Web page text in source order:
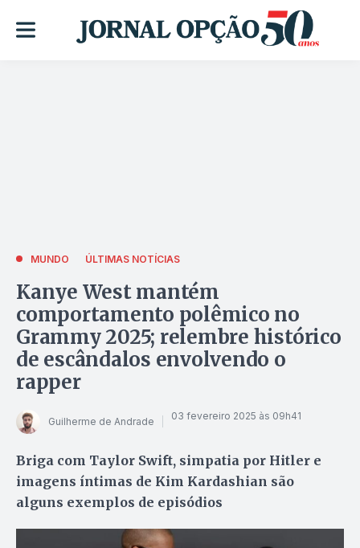
MUNDO ÚLTIMAS NOTÍCIAS
Kanye West mantém
comportamento polêmico no
Grammy 2025; relembre histórico
de escândalos envolvendo o
rapper
Guilherme de Andrade 03 fevereiro 2025 às 09h41
Briga com Taylor Swift, simpatia por Hitler e
imagens íntimas de Kim Kardashian são
alguns exemplos de episódios